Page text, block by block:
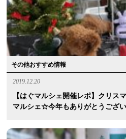
その他おすすめ情報
2019.12.20
【はぐマルシェ開催レポ】クリス
マルシェ☆今年もありがとうござ